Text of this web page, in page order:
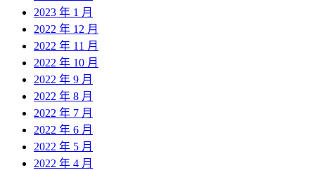
2023 年 1 月
2022 年 12 月
2022 年 11 月
2022 年 10 月
2022 年 9 月
2022 年 8 月
2022 年 7 月
2022 年 6 月
2022 年 5 月
2022 年 4 月